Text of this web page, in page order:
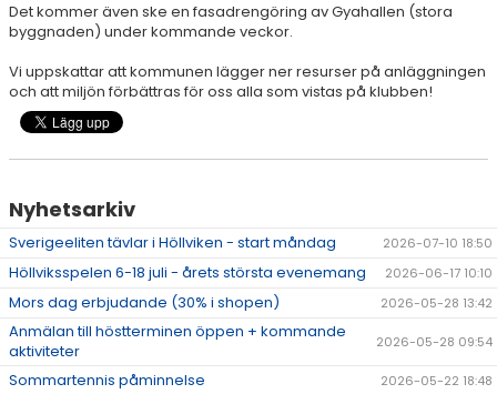
Det kommer även ske en fasadrengöring av Gyahallen (stora
byggnaden) under kommande veckor.
Vi uppskattar att kommunen lägger ner resurser på anläggningen
och att miljön förbättras för oss alla som vistas på klubben!
Nyhetsarkiv
Sverigeeliten tävlar i Höllviken - start måndag 2026-07-10 18:50
Höllviksspelen 6-18 juli - årets största evenemang 2026-06-17 10:10
Mors dag erbjudande (30% i shopen) 2026-05-28 13:42
Anmälan till höstterminen öppen + kommande
aktiviteter
2026-05-28 09:54
Sommartennis påminnelse 2026-05-22 18:48